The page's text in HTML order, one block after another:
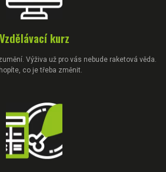
Vzdělávací kurz
Výživa už pro vás nebude raketová věda.
co je třeba změnit.